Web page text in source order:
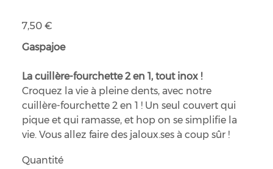
Prix
7,50 €
Gaspajoe
La cuillère-fourchette 2 en 1, tout inox !
Croquez la vie à pleine dents, avec notre
cuillère-fourchette 2 en 1 ! Un seul couvert qui
pique et qui ramasse, et hop on se simplifie la
vie. Vous allez faire des jaloux.ses à coup sûr !
Quantité